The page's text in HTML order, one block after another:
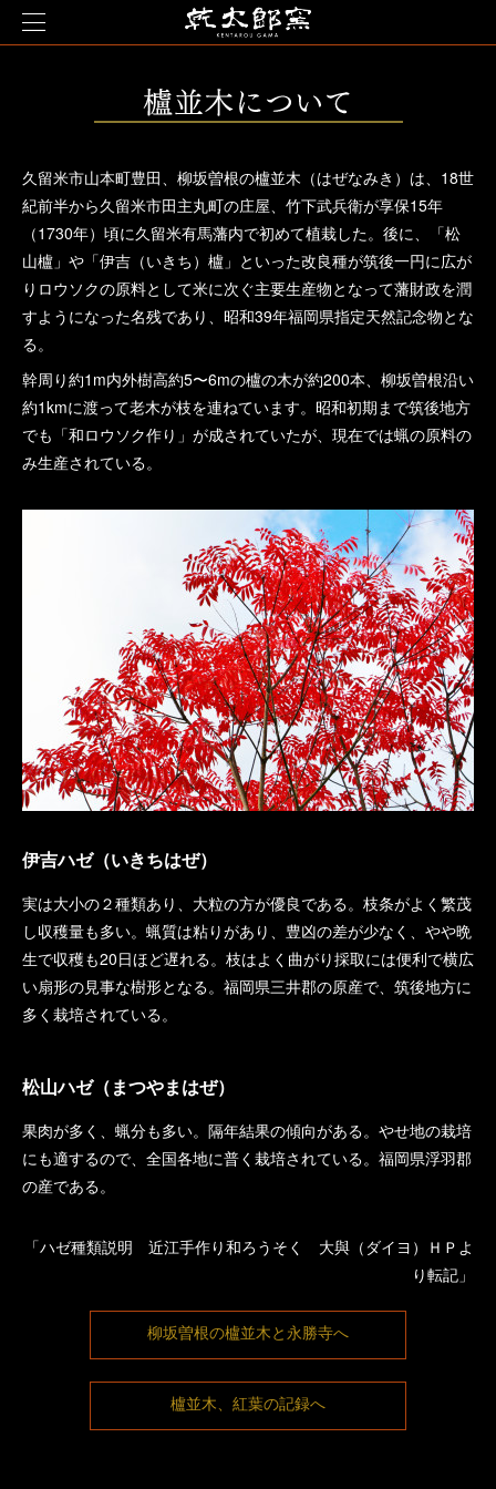
久留米市山本町豊田、柳坂曽根の櫨並木（はぜなみき）は、18世
紀前半から久留米市田主丸町の庄屋、竹下武兵衛が享保15年
（1730年）頃に久留米有馬藩内で初めて植栽した。後に、「松
山櫨」や「伊吉（いきち）櫨」といった改良種が筑後一円に広が
りロウソクの原料として米に次ぐ主要生産物となって藩財政を潤
すようになった名残であり、昭和39年福岡県指定天然記念物とな
る。
幹周り約1m内外樹高約5〜6mの櫨の木が約200本、柳坂曽根沿い
約1kmに渡って老木が枝を連ねています。昭和初期まで筑後地方
でも「和ロウソク作り」が成されていたが、現在では蝋の原料の
み生産されている。
伊吉ハゼ（いきちはぜ）
実は大小の２種類あり、大粒の方が優良である。枝条がよく繁茂
し収穫量も多い。蝋質は粘りがあり、豊凶の差が少なく、やや晩
生で収穫も20日ほど遅れる。枝はよく曲がり採取には便利で横広
い扇形の見事な樹形となる。福岡県三井郡の原産で、筑後地方に
多く栽培されている。
松山ハゼ（まつやまはぜ）
果肉が多く、蝋分も多い。隔年結果の傾向がある。やせ地の栽培
にも適するので、全国各地に普く栽培されている。福岡県浮羽郡
の産である。
「ハゼ種類説明 近江手作り和ろうそく 大與（ダイヨ）ＨＰよ
り転記」
柳坂曽根の櫨並木と永勝寺へ
櫨並木、紅葉の記録へ